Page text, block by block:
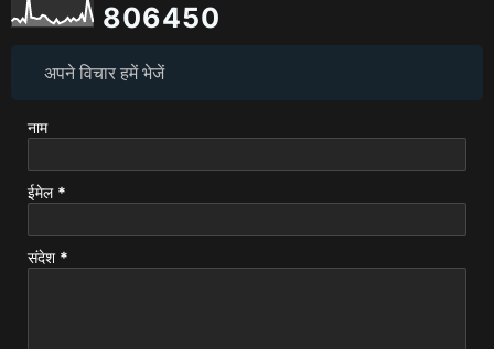
806450
अपने विचार हमें भेजें
नाम
ईमेल *
संदेश *